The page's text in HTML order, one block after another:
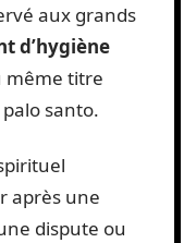
aux grands
d’hygiène
même titre
santo.
après une
dispute ou